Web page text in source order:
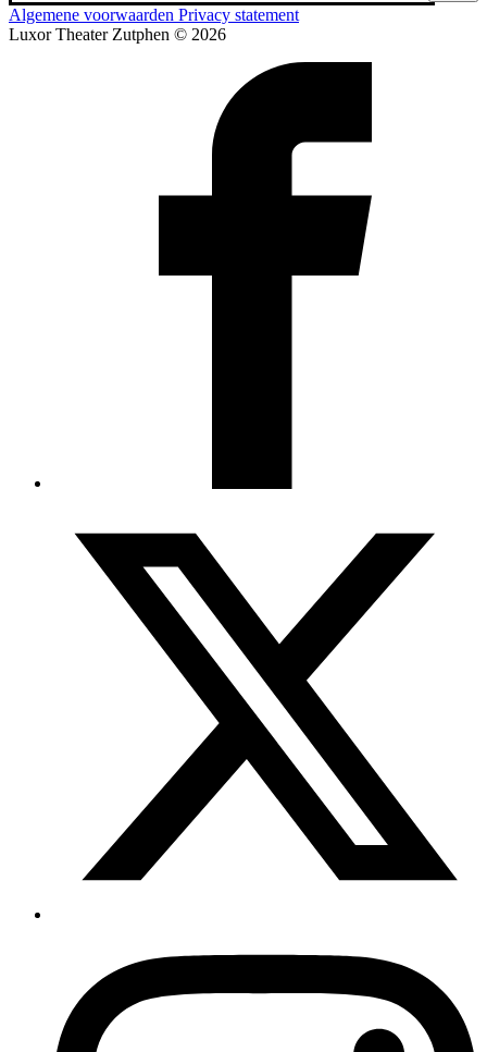
Algemene voorwaarden Privacy statement
Luxor Theater Zutphen © 2026